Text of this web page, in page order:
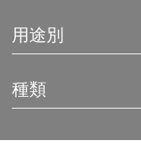
用途別
種類